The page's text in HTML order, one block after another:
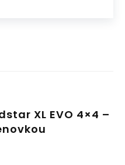
XL EVO 4×4 –